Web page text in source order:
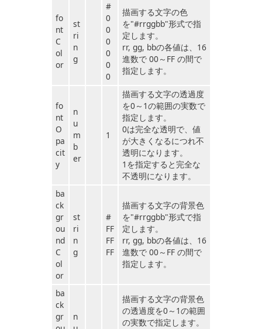
fo
nt
C
ol
or
st
ri
n
g
#
0
0
0
0
0
0
描画する文字の色
を"#rrggbb"形式で指
定します。
rr, gg, bbの各値は、16
進数で 00～FF の間で
指定します。
fo
nt
O
pa
cit
y
n
u
m
b
er
1
描画する文字の透過度
を0～1の範囲の実数で
指定します。
0は完全な透明で、値
が大きくなるにつれ不
透明になります。
1を指定すると完全な
不透明になります。
ba
ck
gr
ou
nd
C
ol
or
st
ri
n
g
#
FF
FF
FF
描画する文字の背景色
を"#rrggbb"形式で指
定します。
rr, gg, bbの各値は、16
進数で 00～FF の間で
指定します。
ba
ck
gr
n
描画する文字の背景色
の透過度を0～1の範囲
の実数で指定します。